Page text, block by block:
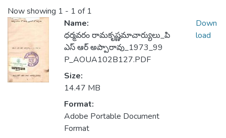
Now showing 1 - 1 of 1
Name:
ధర్మవరం రామకృష్ణమాచార్యులు_పి
ఎస్ ఆర్ అప్పారావు_1973_99
P_AOUA102B127.PDF
Size:
14.47 MB
Format:
Adobe Portable Document
Format
Down
load